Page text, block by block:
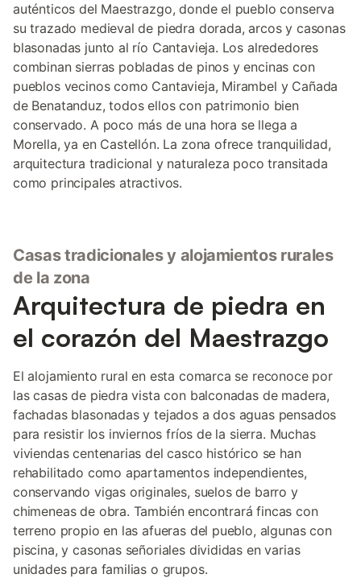
auténticos del Maestrazgo, donde el pueblo conserva
su trazado medieval de piedra dorada, arcos y casonas
blasonadas junto al río Cantavieja. Los alrededores
combinan sierras pobladas de pinos y encinas con
pueblos vecinos como Cantavieja, Mirambel y Cañada
de Benatanduz, todos ellos con patrimonio bien
conservado. A poco más de una hora se llega a
Morella, ya en Castellón. La zona ofrece tranquilidad,
arquitectura tradicional y naturaleza poco transitada
como principales atractivos.
Casas tradicionales y alojamientos rurales
de la zona
Arquitectura de piedra en
el corazón del Maestrazgo
El alojamiento rural en esta comarca se reconoce por
las casas de piedra vista con balconadas de madera,
fachadas blasonadas y tejados a dos aguas pensados
para resistir los inviernos fríos de la sierra. Muchas
viviendas centenarias del casco histórico se han
rehabilitado como apartamentos independientes,
conservando vigas originales, suelos de barro y
chimeneas de obra. También encontrará fincas con
terreno propio en las afueras del pueblo, algunas con
piscina, y casonas señoriales divididas en varias
unidades para familias o grupos.